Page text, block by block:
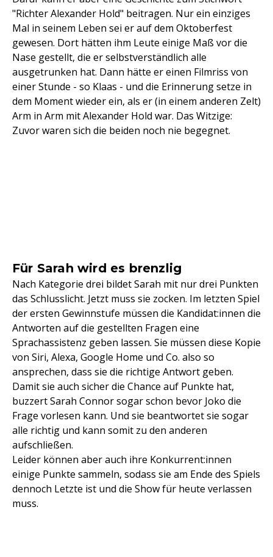
"Richter Alexander Hold" beitragen. Nur ein einziges
Mal in seinem Leben sei er auf dem Oktoberfest
gewesen. Dort hätten ihm Leute einige Maß vor die
Nase gestellt, die er selbstverständlich alle
ausgetrunken hat. Dann hätte er einen Filmriss von
einer Stunde - so Klaas - und die Erinnerung setze in
dem Moment wieder ein, als er (in einem anderen Zelt)
Arm in Arm mit Alexander Hold war. Das Witzige:
Zuvor waren sich die beiden noch nie begegnet.
Für Sarah wird es brenzlig
Nach Kategorie drei bildet Sarah mit nur drei Punkten
das Schlusslicht. Jetzt muss sie zocken. Im letzten Spiel
der ersten Gewinnstufe müssen die Kandidat:innen die
Antworten auf die gestellten Fragen eine
Sprachassistenz geben lassen. Sie müssen diese Kopie
von Siri, Alexa, Google Home und Co. also so
ansprechen, dass sie die richtige Antwort geben.
Damit sie auch sicher die Chance auf Punkte hat,
buzzert Sarah Connor sogar schon bevor Joko die
Frage vorlesen kann. Und sie beantwortet sie sogar
alle richtig und kann somit zu den anderen
aufschließen.
Leider können aber auch ihre Konkurrent:innen
einige Punkte sammeln, sodass sie am Ende des Spiels
dennoch Letzte ist und die Show für heute verlassen
muss.